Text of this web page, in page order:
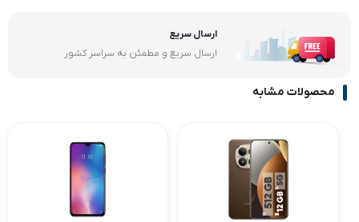
ارسال سریع
ارسال سریع و مطمئن به سراسر کشور
محصولات مشابه